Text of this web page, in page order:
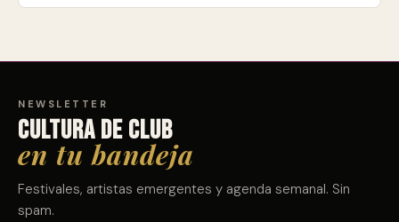
NEWSLETTER
Cultura de club
en tu bandeja
Festivales, artistas emergentes y agenda semanal. Sin
spam.